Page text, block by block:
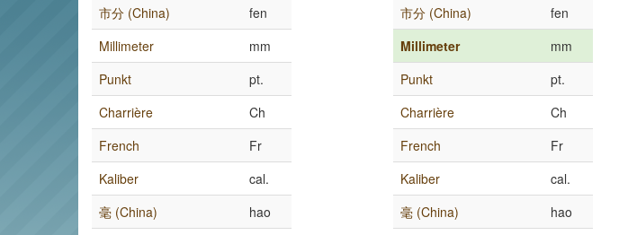
市分 (China)
fen
Millimeter
mm
Punkt
pt.
Charrière
Ch
French
Fr
Kaliber
cal.
毫 (China)
hao
市分 (China)
fen
Millimeter
mm
Punkt
pt.
Charrière
Ch
French
Fr
Kaliber
cal.
毫 (China)
hao